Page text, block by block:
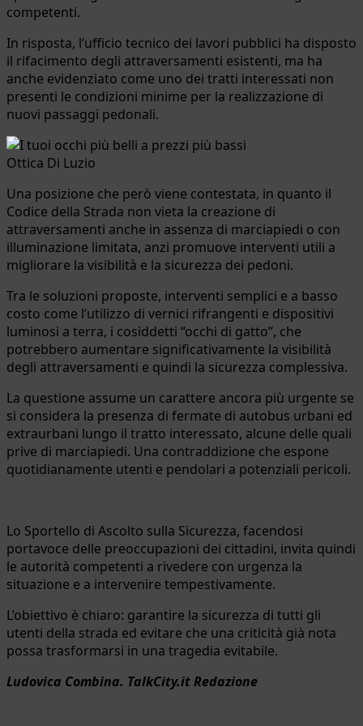
competenti.
In risposta, l’ufficio tecnico dei lavori pubblici ha disposto
il rifacimento degli attraversamenti esistenti, ma ha
anche evidenziato come uno dei tratti interessati non
presenti le condizioni minime per la realizzazione di
nuovi passaggi pedonali.
Ottica Di Luzio
Una posizione che però viene contestata, in quanto il
Codice della Strada non vieta la creazione di
attraversamenti anche in assenza di marciapiedi o con
illuminazione limitata, anzi promuove interventi utili a
migliorare la visibilità e la sicurezza dei pedoni.
Tra le soluzioni proposte, interventi semplici e a basso
costo come l’utilizzo di vernici rifrangenti e dispositivi
luminosi a terra, i cosiddetti “occhi di gatto”, che
potrebbero aumentare significativamente la visibilità
degli attraversamenti e quindi la sicurezza complessiva.
La questione assume un carattere ancora più urgente se
si considera la presenza di fermate di autobus urbani ed
extraurbani lungo il tratto interessato, alcune delle quali
prive di marciapiedi. Una contraddizione che espone
quotidianamente utenti e pendolari a potenziali pericoli.
Lo Sportello di Ascolto sulla Sicurezza, facendosi
portavoce delle preoccupazioni dei cittadini, invita quindi
le autorità competenti a rivedere con urgenza la
situazione e a intervenire tempestivamente.
L’obiettivo è chiaro: garantire la sicurezza di tutti gli
utenti della strada ed evitare che una criticità già nota
possa trasformarsi in una tragedia evitabile.
Ludovica Combina. TalkCity.it Redazione